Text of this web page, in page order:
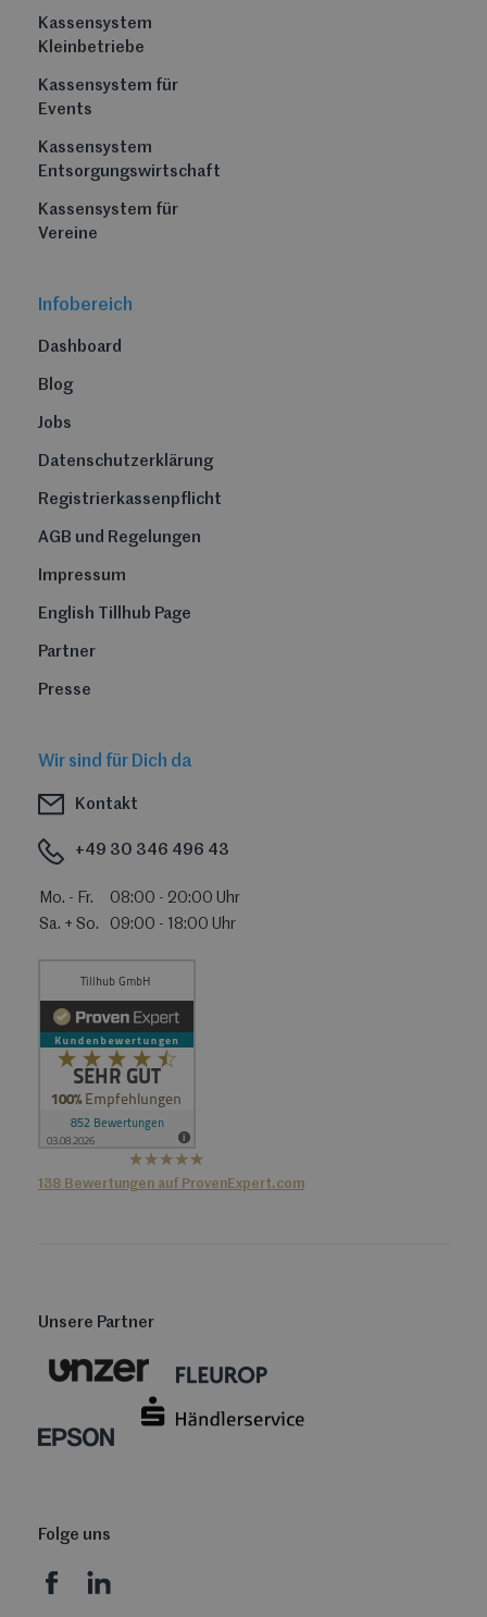
Kassensystem
Kleinbetriebe
Kassensystem für
Events
Kassensystem
Entsorgungswirtschaft
Kassensystem für
Vereine
Infobereich
Dashboard
Blog
Jobs
Datenschutzerklärung
Registrierkassenpflicht
AGB und Regelungen
Impressum
English Tillhub Page
Partner
Presse
Wir sind für Dich da
Kontakt
+49 30 346 496 43
Mo. - Fr.
08:00 - 20:00 Uhr
Sa. + So.
09:00 - 18:00 Uhr
hat4,36
138 Bewertungen auf ProvenExpert.com
Unsere Partner
Folge uns